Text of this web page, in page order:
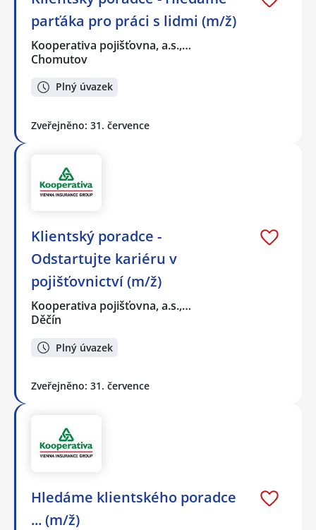
parťáka pro práci s lidmi (m/ž)
Kooperativa pojišťovna, a.s.,…
Chomutov
Plný úvazek
Zveřejněno: 31. července
Klientský poradce -
Odstartujte kariéru v
pojišťovnictví (m/ž)
Kooperativa pojišťovna, a.s.,…
Děčín
Plný úvazek
Zveřejněno: 31. července
Hledáme klientského poradce
... (m/ž)